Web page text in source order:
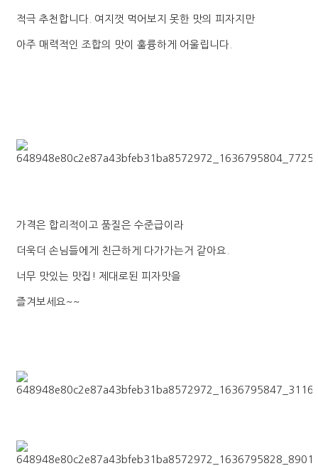
적극 추천합니다. 여지껏 먹어보지 못한 맛의 피자지만
아주 매력적인 조합의 맛이 훌륭하게 어울립니다.
가격은 합리적이고 품질은 수준급이라
더욱더 손님들에게 친근하게 다가가는거 같아요.
너무 맛있는 맛집! 제대로된 피자맛을
즐겨보세요~~